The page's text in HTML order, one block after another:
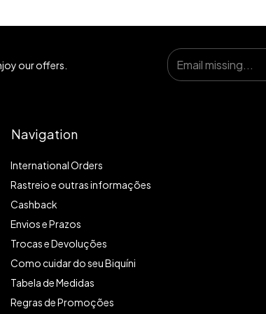
our offers.
Navigation
International Orders
Rastreio e outras informações
Cashback
Envios e Prazos
Trocas e Devoluções
Como cuidar do seu Biquíni
Tabela de Medidas
Regras de Promoções